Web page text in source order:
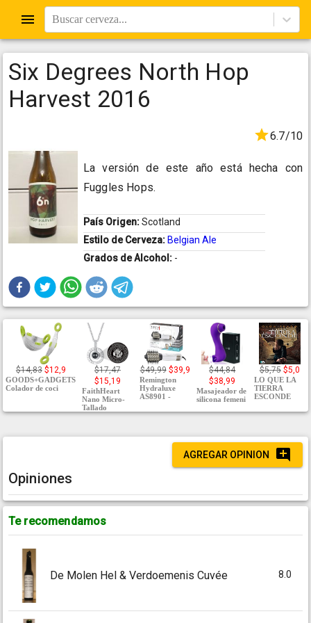
Buscar cerveza...
Six Degrees North Hop
Harvest 2016
6.7/10
La versión de este año está hecha con
Fuggles Hops.
País Origen:Scotland
Estilo de Cerveza: Belgian Ale
Grados de Alcohol: -
$14,83 $12,9
GOODS+GADGETS
Colador de coci
$17,47
$15,19
FaithHeart
Nano Micro-
Tallado
$49,99 $39,9
Remington
Hydraluxe
AS8901 -
$44,84
$38,99
Masajeador de
silicona femeni
$5,75 $5,0
LO QUE LA
TIERRA
ESCONDE
AGREGAR OPINION
Opiniones
Te recomendamos
De Molen Hel & Verdoemenis Cuvée 8.0